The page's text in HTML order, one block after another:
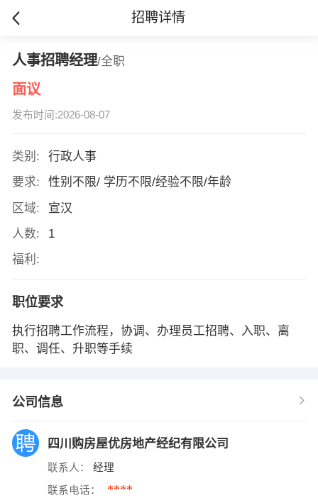
招聘详情
人事招聘经理/全职
面议
发布时间:2026-08-07
类别:
行政人事
要求:
性别不限/ 学历不限/经验不限/年龄
区域:
宣汉
人数:
1
福利:
职位要求
执行招聘工作流程，协调、办理员工招聘、入职、离
职、调任、升职等手续
公司信息
四川购房屋优房地产经纪有限公司
联系人： 经理
联系电话： ****